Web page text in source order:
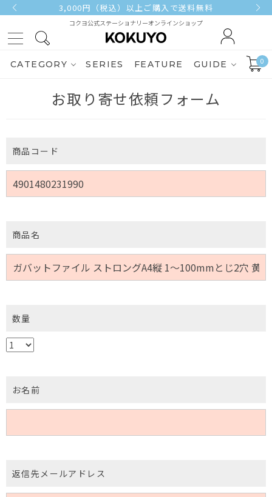
3,000円（税込）以上ご購入で送料無料
コクヨ公式ステーショナリーオンラインショップ
CATEGORY SERIES FEATURE GUIDE 0
お取り寄せ依頼フォーム
商品コード
商品名
数量
お名前
返信先メールアドレス